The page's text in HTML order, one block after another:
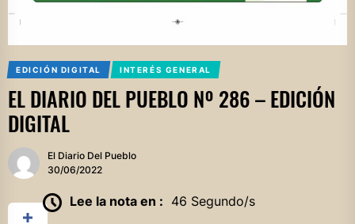
EDICIÓN DIGITAL INTERÉS GENERAL
EL DIARIO DEL PUEBLO Nº 286 – EDICIÓN
DIGITAL
El Diario Del Pueblo
30/06/2022
Lee la nota en : 46 Segundo/s